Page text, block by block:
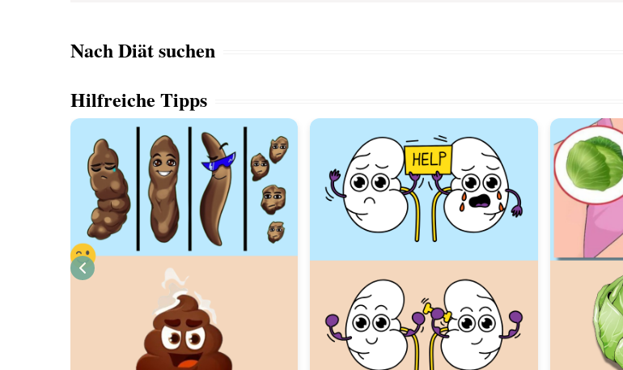
Nach Diät suchen
Hilfreiche Tipps